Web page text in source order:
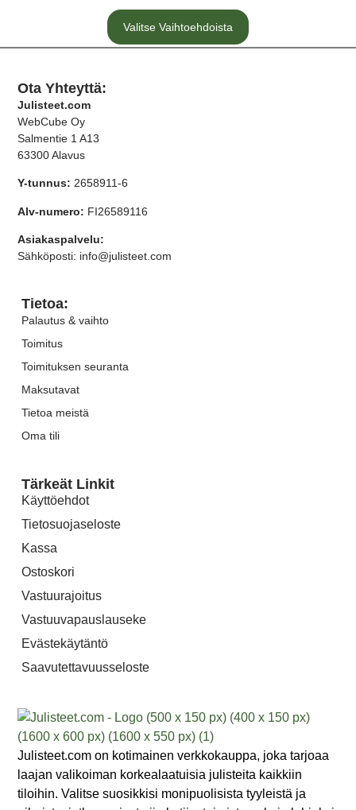
Valitse Vaihtoehdoista
Julisteet.com on kotimainen verkkokauppa, joka tarjoaa
laajan valikoiman korkealaatuisia julisteita kaikkiin
tiloihin. Valitse suosikkisi monipuolisista tyyleistä ja
Tietoa:
Palautus & vaihto
Toimitus
Toimituksen seuranta
Maksutavat
Tietoa meistä
Oma tili
Tärkeät Linkit
Käyttöehdot
Tietosuojaseloste
Kassa
Ostoskori
Vastuurajoitus
Vastuuvapauslauseke
Evästekäytäntö
Saavutettavuusseloste
Ota Yhteyttä:
Julisteet.com
WebCube Oy
Salmentie 1 A13
63300 Alavus
Y-tunnus: 2658911-6
Alv-numero: FI26589116
Asiakaspalvelu:
Sähköposti: info@julisteet.com